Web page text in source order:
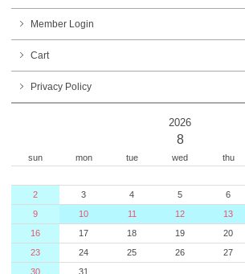
Member Login
Cart
Privacy Policy
2026
8
sun mon tue wed thu
2
3 4 5 6
9
10 11 12 13
16
17 18 19 20
23
24 25 26 27
30
31